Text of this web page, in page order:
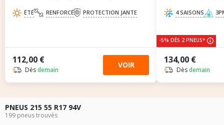
ÉTÉ RENFORCÉ PROTECTION JANTE
112,00 €
Dèsdemain VOIR
4 SAISONS
134,00 €
Dèsdemain
-5% DÈS 2 PNEUS*
PNEUS 215 55 R17 94V
199 pneus trouvés